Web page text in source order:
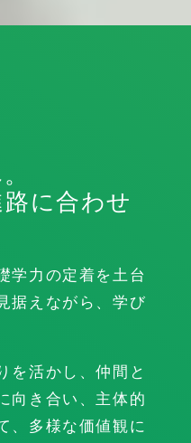
に合わせ
学力の定着を土台
据えながら、学び
を活かし、仲間と
向き合い、主体的
、多様な価値観に